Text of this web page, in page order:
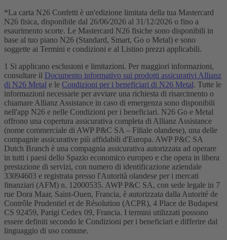
*La carta N26 Confetti è un'edizione limitata della tua Mastercard
N26 fisica, disponibile dal 26/06/2026 al 31/12/2026 o fino a
esaurimento scorte. Le Mastercard N26 fisiche sono disponibili in
base al tuo piano N26 (Standard, Smart, Go o Metal) e sono
soggette ai Termini e condizioni e al Listino prezzi applicabili.
1 Si applicano esclusioni e limitazioni. Per maggiori informazioni,
consultare il Documento informativo sui prodotti assicurativi Allianz
di N26 Metal e le Condizioni per i beneficiari di N26 Metal. Tutte le
informazioni necessarie per avviare una richiesta di risarcimento o
chiamare Allianz Assistance in caso di emergenza sono disponibili
nell'app N26 e nelle Condizioni per i beneficiari. N26 Go e Metal
offrono una copertura assicurativa completa di Allianz Assistance
(nome commerciale di AWP P&C SA – Filiale olandese), una delle
compagnie assicurative più affidabili d'Europa. AWP P&C SA
Dutch Branch è una compagnia assicurativa autorizzata ad operare
in tutti i paesi dello Spazio economico europeo e che opera in libera
prestazione di servizi, con numero di identificazione aziendale
33094603 e registrata presso l'Autorità olandese per i mercati
finanziari (AFM) n. 12000535. AWP P&C SA, con sede legale in 7
rue Dora Maar, Saint-Ouen, Francia, è autorizzata dalla Autorité de
Contrôle Prudentiel et de Résolution (ACPR), 4 Place de Budapest
CS 92459, Parigi Cedex 09, Francia. I termini utilizzati possono
essere definiti secondo le Condizioni per i beneficiari e differire dal
linguaggio di uso comune.